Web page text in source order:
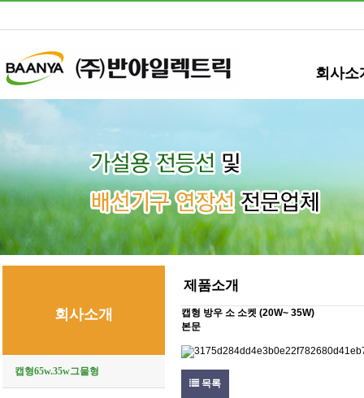
회사소
회사소개
캡형65w.35w그물형
제품소개
캡형 방우 소 소켓 (20W~ 35W)
본문
목록